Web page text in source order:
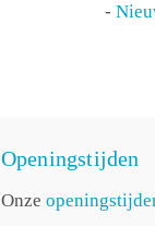
-
Openingstijden
Onze